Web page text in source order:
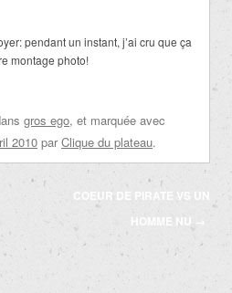
pendant un instant, j’ai cru que ça
montage photo!
gros ego, et marquée avec
2010 par Clique du plateau.
COEUR DE PIRATE VS UN
HOMME NU
→